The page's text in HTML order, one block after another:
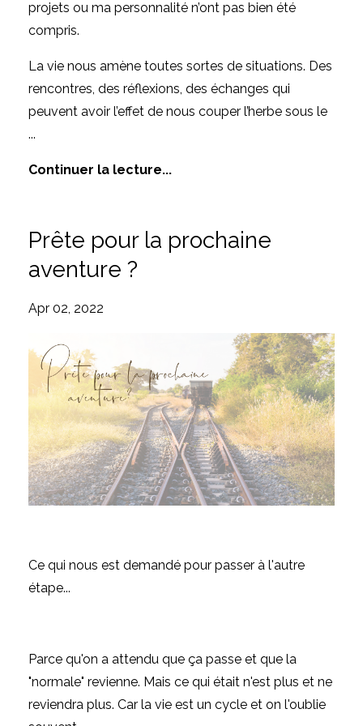
projets ou ma personnalité n’ont pas bien été
compris.
La vie nous amène toutes sortes de situations. Des
rencontres, des réflexions, des échanges qui
peuvent avoir l’effet de nous couper l’herbe sous le
...
Continuer la lecture...
Prête pour la prochaine
aventure ?
Apr 02, 2022
Ce qui nous est demandé pour passer à l'autre
étape...
Parce qu'on a attendu que ça passe et que la
"normale" revienne. Mais ce qui était n'est plus et ne
reviendra plus. Car la vie est un cycle et on l'oublie